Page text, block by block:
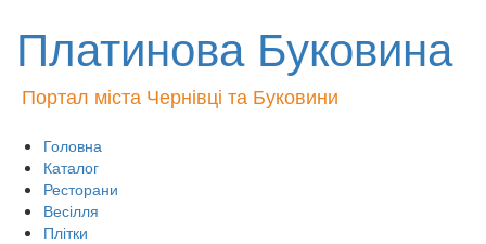
Платинова Буковина
Портал міста Чернівці та Буковини
Головна
Каталог
Ресторани
Весілля
Плітки